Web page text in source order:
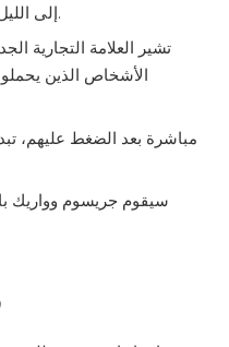
إلى الليل ويمكنك الدخول إلى سيارتها.
تشير العلامة التجارية
الأشخاص الذين
مباشرة بعد الضغط عليهم،
سيقوم جريسوم وواريك